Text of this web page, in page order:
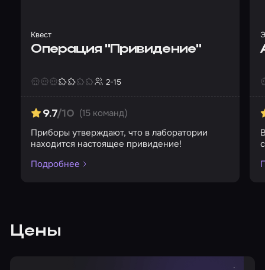
Квест
Операция "Привидение"
2-15
9.7/10 (15 команд)
Приборы утверждают, что в лаборатории
находится настоящее привидение!
Подробнее
Цены